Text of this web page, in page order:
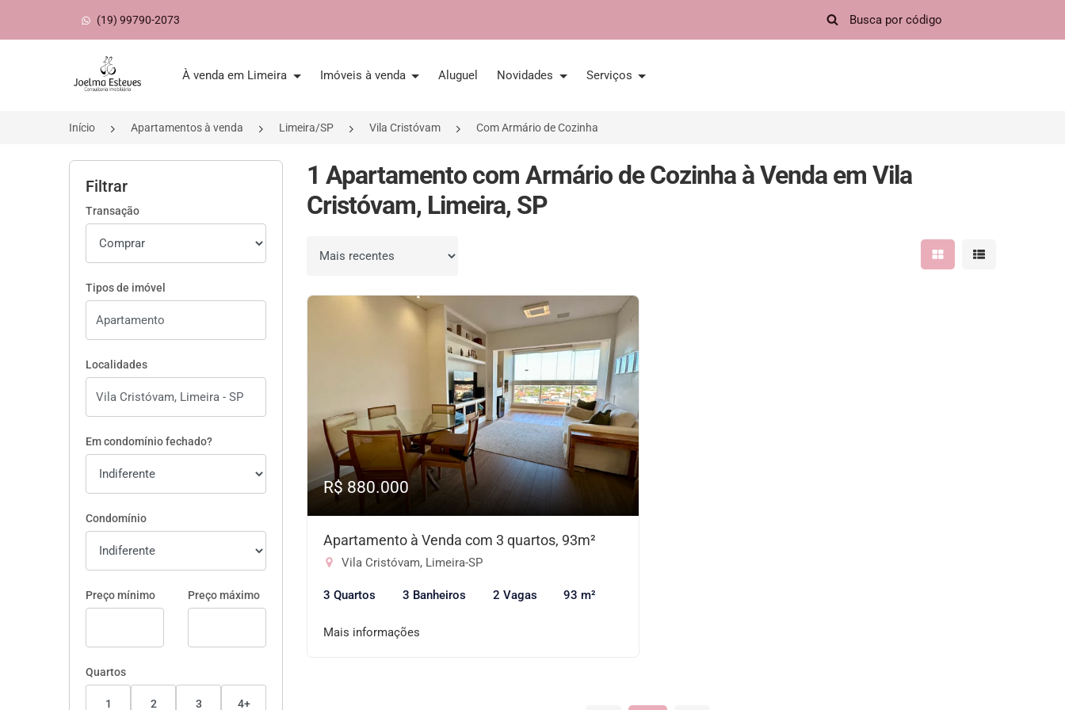
(19) 99790-2073
Página inicial
À venda em Limeira Imóveis à venda Aluguel Novidades Serviços
Início Apartamentos à venda Limeira/SP Vila Cristóvam Com Armário de Cozinha
Filtrar
Transação
Tipos de imóvel
Localidades
Em condomínio fechado?
Condomínio
Preço mínimo Preço máximo
Quartos
1 2 3 4+
1 Apartamento com Armário de Cozinha à Venda em Vila
Cristóvam, Limeira, SP
Ordenar por Mostrar resultados em
Mostrar
R$ 880.000
Apartamento à Venda com 3 quartos, 93m²
Vila Cristóvam, Limeira-SP
3 Quartos 3 Banheiros 2 Vagas 93 m²
Mais informações